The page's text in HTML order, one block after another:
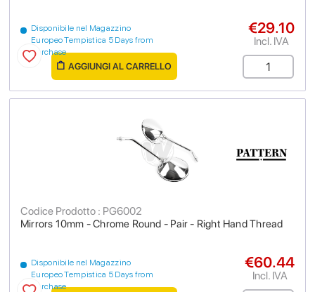
Disponibile nel Magazzino
Europeo Tempistica 5 Days from
purchase
€29.10
Incl. IVA
AGGIUNGI AL CARRELLO
Mirrors 10mm - Chrome Round - Pair - Right Hand Thread
Codice Prodotto : PG6002
Disponibile nel Magazzino
Europeo Tempistica 5 Days from
purchase
€60.44
Incl. IVA